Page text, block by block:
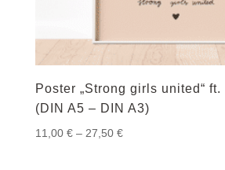
Poster „Strong girls united“
(DIN A5 – DIN A3)
11,00 € – 27,50 €Preisspanne: